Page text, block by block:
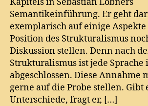
Semantikeinführung. Er geht
exemplarisch auf einige
Position des Strukturalismus
Diskussion stellen. Denn nach
Strukturalismus ist jede Sprache
abgeschlossen. Diese Annahme
gerne auf die Probe stellen. Gibt
Unterschiede, fragt er, […]